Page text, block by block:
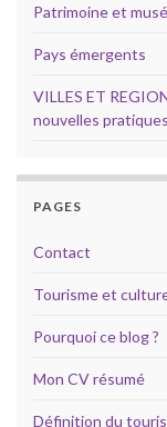
Patrimoine et
Pays émergents
VILLES ET
nouvelles pratiques
PAGES
Contact
Tourisme et
Pourquoi ce blog ?
Mon CV résumé
Définition du